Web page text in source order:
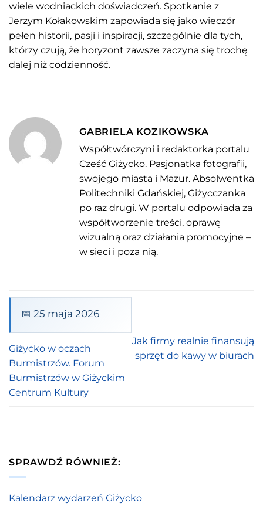
wiele wodniackich doświadczeń. Spotkanie z
Jerzym Kołakowskim zapowiada się jako wieczór
pełen historii, pasji i inspiracji, szczególnie dla tych,
którzy czują, że horyzont zawsze zaczyna się trochę
dalej niż codzienność.
GABRIELA KOZIKOWSKA
Współtwórczyni i redaktorka portalu
Cześć Giżycko. Pasjonatka fotografii,
swojego miasta i Mazur. Absolwentka
Politechniki Gdańskiej, Giżycczanka
po raz drugi. W portalu odpowiada za
współtworzenie treści, oprawę
wizualną oraz działania promocyjne –
w sieci i poza nią.
📅 25 maja 2026
Giżycko w oczach
Burmistrzów. Forum
Burmistrzów w Giżyckim
Centrum Kultury
Jak firmy realnie finansują
sprzęt do kawy w biurach
SPRAWDŹ RÓWNIEŻ:
Kalendarz wydarzeń Giżycko